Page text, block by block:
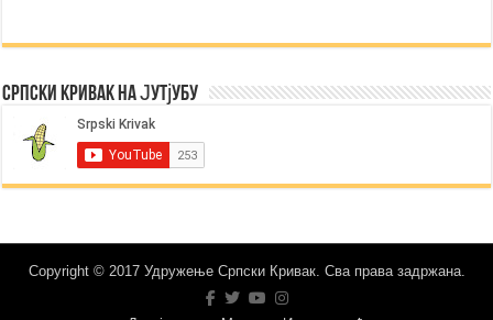
Српски Кривак на Јутјубу
Copyright © 2017 Удружење Српски Кривак. Сва права задржана.